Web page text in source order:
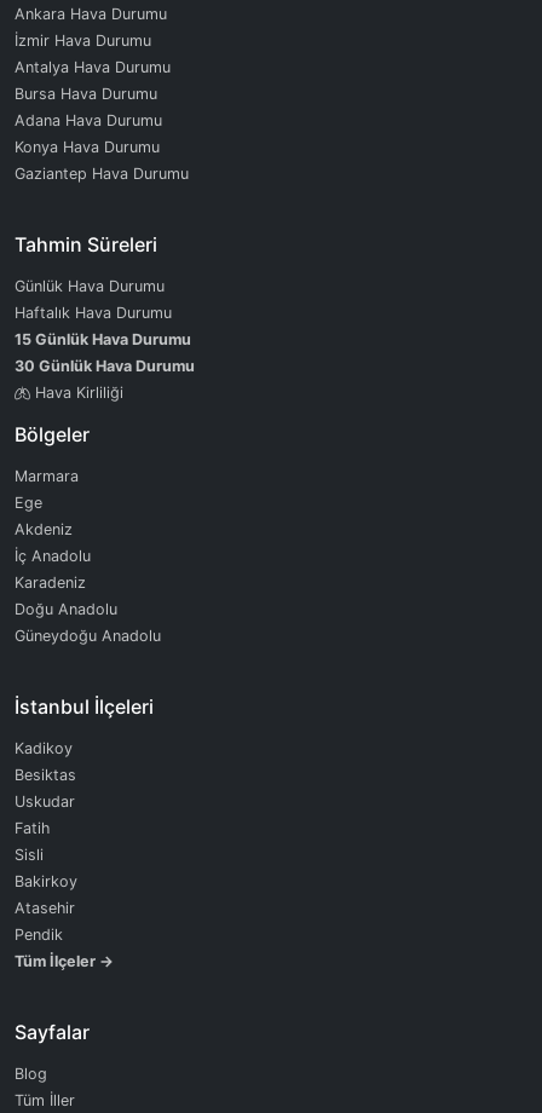
Ankara Hava Durumu
İzmir Hava Durumu
Antalya Hava Durumu
Bursa Hava Durumu
Adana Hava Durumu
Konya Hava Durumu
Gaziantep Hava Durumu
Tahmin Süreleri
Günlük Hava Durumu
Haftalık Hava Durumu
15 Günlük Hava Durumu
30 Günlük Hava Durumu
Hava Kirliliği
Bölgeler
Marmara
Ege
Akdeniz
İç Anadolu
Karadeniz
Doğu Anadolu
Güneydoğu Anadolu
İstanbul İlçeleri
Kadikoy
Besiktas
Uskudar
Fatih
Sisli
Bakirkoy
Atasehir
Pendik
Tüm İlçeler →
Sayfalar
Blog
Tüm İller